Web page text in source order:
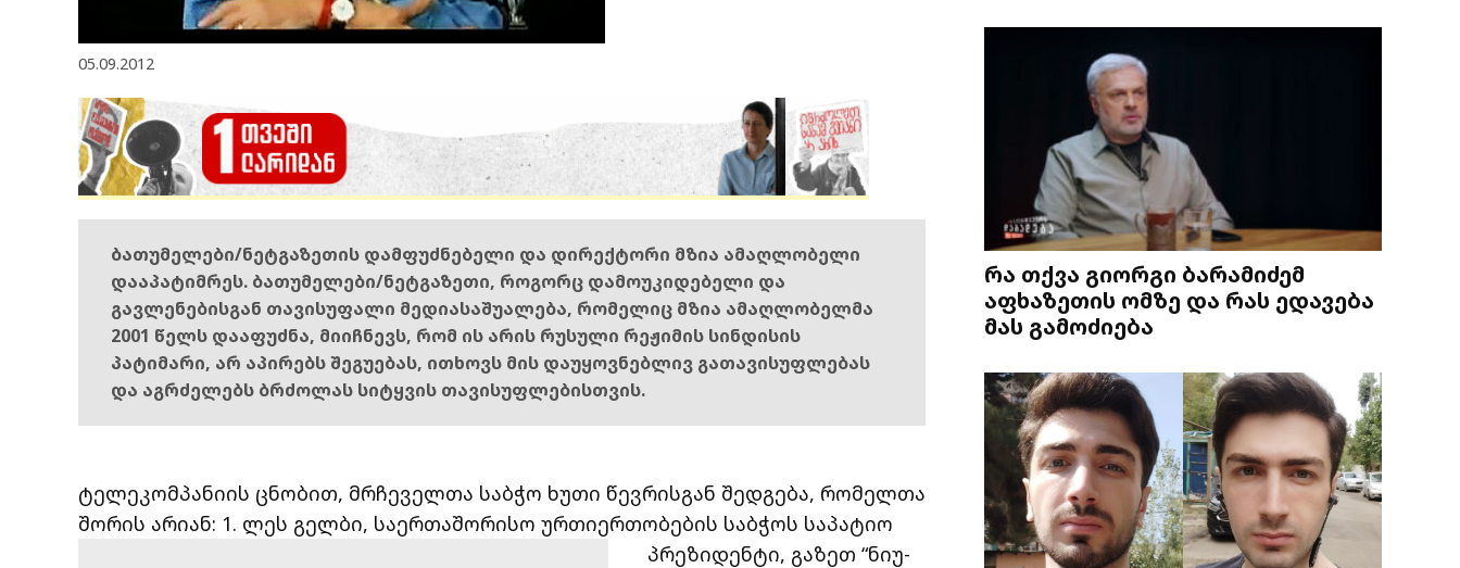
05.09.2012
ბათუმელები/ნეტგაზეთის დამფუძნებელი და დირექტორი მზია ამაღლობელი
დააპატიმრეს. ბათუმელები/ნეტგაზეთი, როგორც დამოუკიდებელი და
გავლენებისგან თავისუფალი მედიასაშუალება, რომელიც მზია ამაღლობელმა
2001 წელს დააფუძნა, მიიჩნევს, რომ ის არის რუსული რეჟიმის სინდისის
პატიმარი, არ აპირებს შეგუებას, ითხოვს მის დაუყოვნებლივ გათავისუფლებას
და აგრძელებს ბრძოლას სიტყვის თავისუფლებისთვის.
ტელეკომპანიის ცნობით, მრჩეველთა საბჭო ხუთი წევრისგან შედგება, რომელთა
შორის არიან: 1. ლეს გელბი, საერთაშორისო ურთიერთობების საბჭოს საპატიო
პრეზიდენტი, გაზეთ “ნიუ-
რა თქვა გიორგი ბარამიძემ
აფხაზეთის ომზე და რას ედავება
მას გამოძიება